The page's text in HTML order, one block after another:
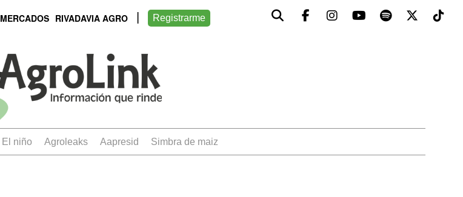
MERCADOS RIVADAVIA AGRO Registrarme
el niño Agroleaks aapresid simbra de maiz